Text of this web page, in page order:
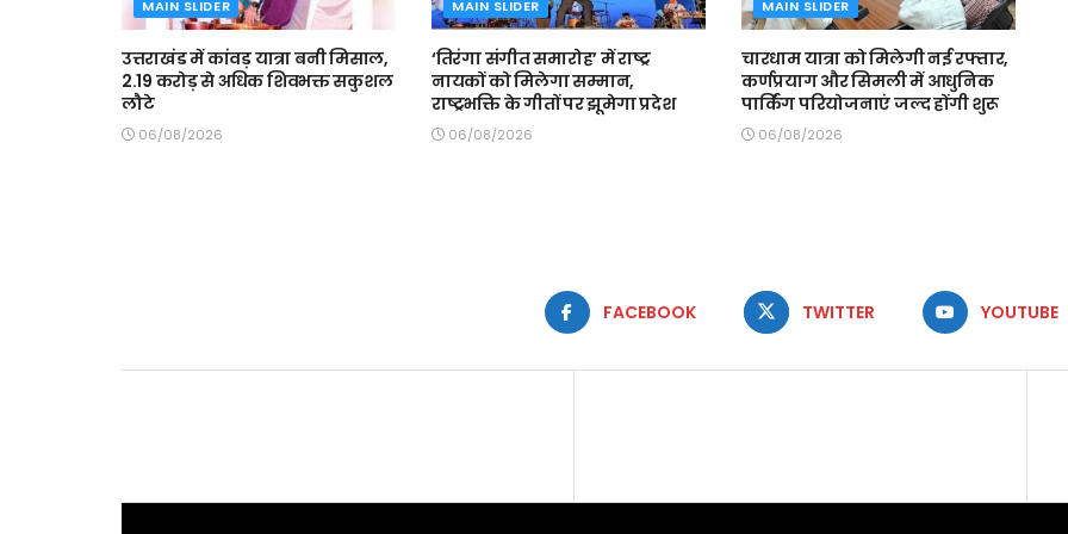
MAIN SLIDER
उत्तराखंड में कांवड़ यात्रा बनी मिसाल,
2.19 करोड़ से अधिक शिवभक्त सकुशल
लौटे
06/08/2026
MAIN SLIDER
‘तिरंगा संगीत समारोह’ में राष्ट्र
नायकों को मिलेगा सम्मान,
राष्ट्रभक्ति के गीतों पर झूमेगा प्रदेश
06/08/2026
MAIN SLIDER
चारधाम यात्रा को मिलेगी नई रफ्तार,
कर्णप्रयाग और सिमली में आधुनिक
पार्किंग परियोजनाएं जल्द होंगी शुरू
06/08/2026
FACEBOOK TWITTER YOUTUBE